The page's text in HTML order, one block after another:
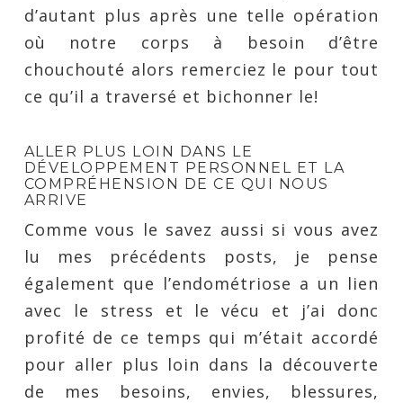
d’autant plus après une telle opération
où notre corps à besoin d’être
chouchouté alors remerciez le pour tout
ce qu’il a traversé et bichonner le!
ALLER PLUS LOIN DANS LE
DÉVELOPPEMENT PERSONNEL ET LA
COMPRÉHENSION DE CE QUI NOUS
ARRIVE
Comme vous le savez aussi si vous avez
lu mes précédents posts, je pense
également que l’endométriose a un lien
avec le stress et le vécu et j’ai donc
profité de ce temps qui m’était accordé
pour aller plus loin dans la découverte
de mes besoins, envies, blessures,